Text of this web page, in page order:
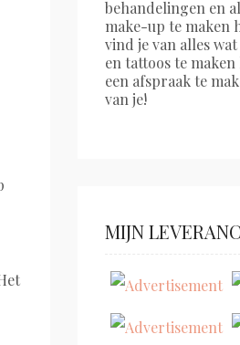
behandelingen en
make-up te maken
vind je van alles
en tattoos te
een afspraak te
van je!
MIJN